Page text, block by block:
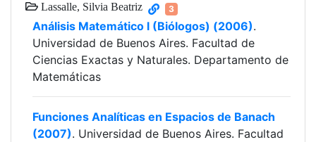
Lassalle, Silvia Beatriz 3
Análisis Matemático l (Biólogos) (2006).
Universidad de Buenos Aires. Facultad de
Ciencias Exactas y Naturales. Departamento de
Matemáticas
Funciones Analíticas en Espacios de Banach
(2007). Universidad de Buenos Aires. Facultad